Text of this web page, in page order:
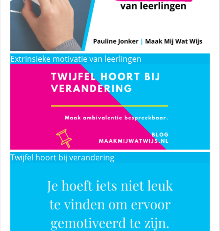
Extrinsieke motivatie van leerlingen
Twijfel hoort bij verandering